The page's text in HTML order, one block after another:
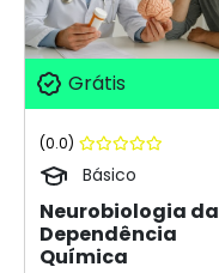
Grátis
(0.0)
Básico
Neurobiologia da
Dependência
Química